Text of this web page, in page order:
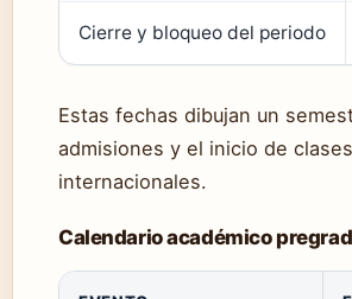
Cierre y bloqueo del periodo
Estas fechas dibujan un
admisiones y el inicio de
internacionales.
Calendario académico